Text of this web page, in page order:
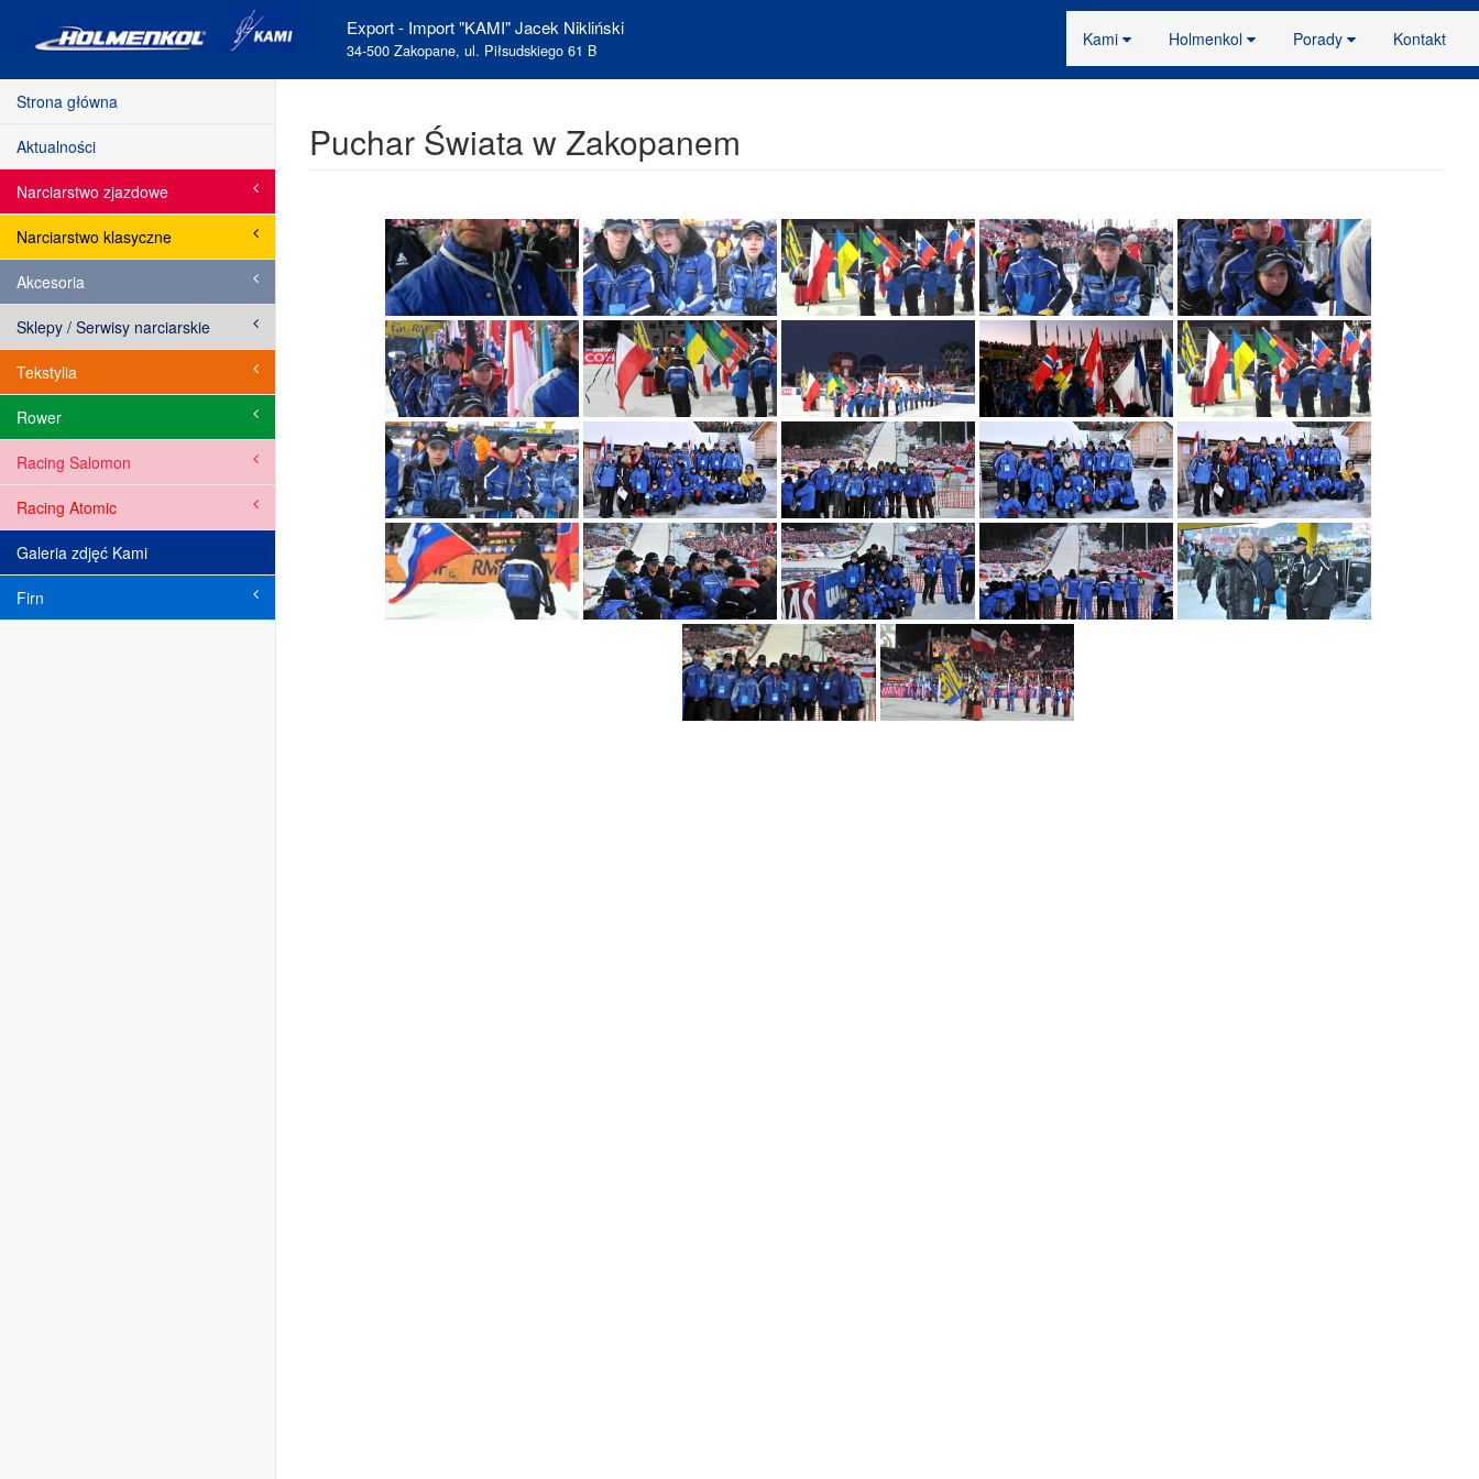
Export - Import "KAMI" Jacek Nikliński
34-500 Zakopane, ul. Piłsudskiego 61 B
Kami Holmenkol Porady Kontakt
Strona główna
Aktualności
Narciarstwo zjazdowe
Narciarstwo klasyczne
Akcesoria
Sklepy / Serwisy narciarskie
Tekstylia
Rower
Racing Salomon
Racing Atomic
Galeria zdjęć Kami
Firn
Puchar Świata w Zakopanem